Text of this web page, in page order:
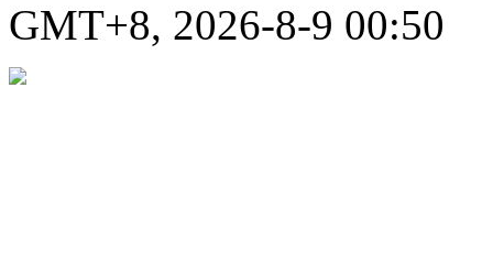
GMT+8, 2026-8-9 00:50